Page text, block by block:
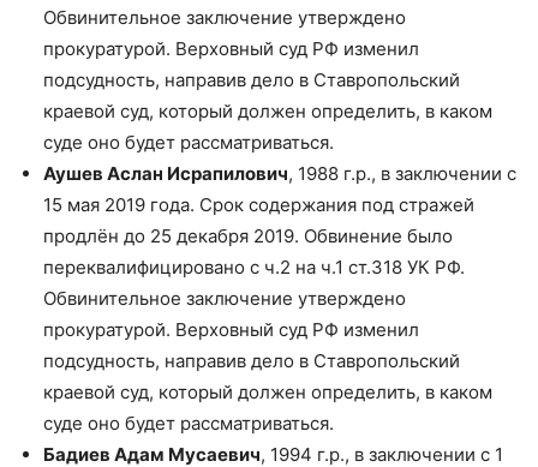
Обвинительное заключение утверждено
прокуратурой. Верховный суд РФ изменил
подсудность, направив дело в Ставропольский
краевой суд, который должен определить, в каком
суде оно будет рассматриваться.
Аушев Аслан Исрапилович, 1988 г.р., в заключении с
15 мая 2019 года. Срок содержания под стражей
продлён до 25 декабря 2019. Обвинение было
переквалифицировано с ч.2 на ч.1 ст.318 УК РФ.
Обвинительное заключение утверждено
прокуратурой. Верховный суд РФ изменил
подсудность, направив дело в Ставропольский
краевой суд, который должен определить, в каком
суде оно будет рассматриваться.
Бадиев Адам Мусаевич, 1994 г.р., в заключении с 1